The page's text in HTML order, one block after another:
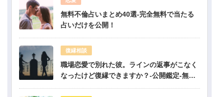
無料不倫占いまとめ40選-完全無料で当たる
占いだけを公開！
復縁相談
職場恋愛で別れた彼。ラインの返事がこなく
なったけど復縁できますか？-公開鑑定-無料